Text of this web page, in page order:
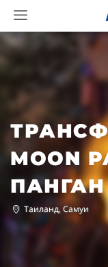
MOON
ПАНГАН
Таиланд, Самуи